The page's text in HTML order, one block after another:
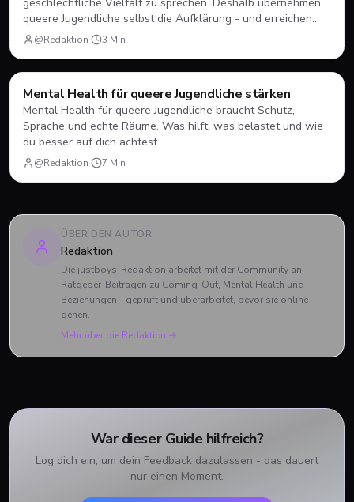
queere Jugendliche selbst die Aufklärung - und erreichen
damit mehr als jeder Lehrplan.
@Redaktion· 3 Min
Mental Health
Mental Health für queere Jugendliche stärken
Mental Health für queere Jugendliche braucht Schutz,
Sprache und echte Räume. Was hilft, was belastet und wie
du besser auf dich achtest.
@Redaktion· 7 Min
ÜBER DEN AUTOR
Redaktion
Die justboys-Redaktion arbeitet mit der Community an
Ratgeber-Beiträgen zu Coming-Out, Mental Health und
Beziehungen - geprüft und überarbeitet, bevor sie online
gehen.
Mehr über die Redaktion →
War dieser Guide hilfreich?
Log dich ein, um dein Feedback dazulassen - das dauert
nur einen Moment.